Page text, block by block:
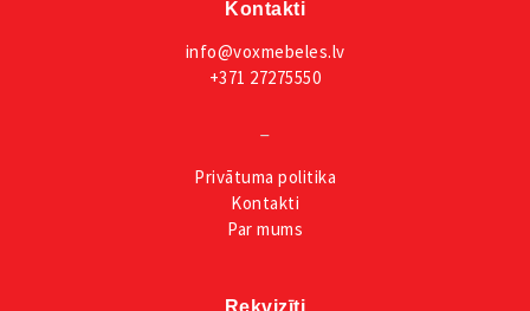
Kontakti
info@voxmebeles.lv
+371 27275550
Privātuma politika
Kontakti
Par mums